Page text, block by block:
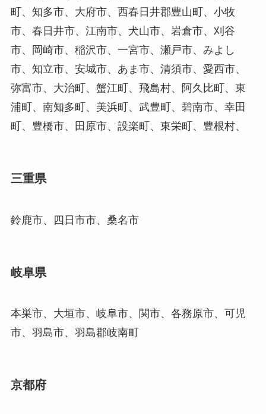
町、知多市、大府市、西春日井郡豊山町、小牧
市、春日井市、江南市、犬山市、岩倉市、刈谷
市、岡崎市、稲沢市、一宮市、瀬戸市、みよし
市、知立市、安城市、あま市、清須市、愛西市、
弥富市、大治町、蟹江町、飛島村、阿久比町、東
浦町、南知多町、美浜町、武豊町、碧南市、幸田
町、豊橋市、田原市、設楽町、東栄町、豊根村、
三重県
鈴鹿市、四日市市、桑名市
岐阜県
本巣市、大垣市、岐阜市、関市、各務原市、可児
市、羽島市、羽島郡岐南町
京都府